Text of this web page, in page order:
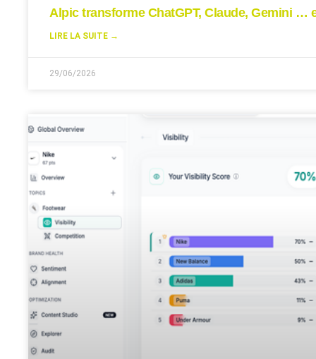
Alpic transforme ChatGPT, Claude, Gemini …
LIRE LA SUITE →
29/06/2026